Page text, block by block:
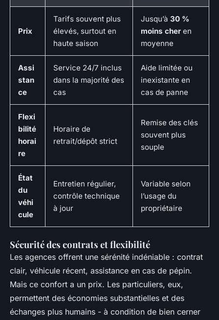
Prix
Tarifs souvent plus
élevés, surtout en
haute saison
Jusqu’à 30 %
moins cher en
moyenne
Assi
stan
ce
Service 24/7 inclus
dans la majorité des
cas
Aide limitée ou
inexistante en
cas de panne
Flexi
bilité
horai
re
Horaire de
retrait/dépôt strict
Remise des clés
souvent plus
souple
État
du
véhi
cule
Entretien régulier,
contrôle technique
à jour
Variable selon
l’usage du
propriétaire
Sécurité des contrats et flexibilité
Les agences offrent une sérénité indéniable : contrat
clair, véhicule récent, assistance en cas de pépin.
Mais ce confort a un prix. Les particuliers, eux,
permettent des économies substantielles et des
échanges plus humains - à condition de bien cerner